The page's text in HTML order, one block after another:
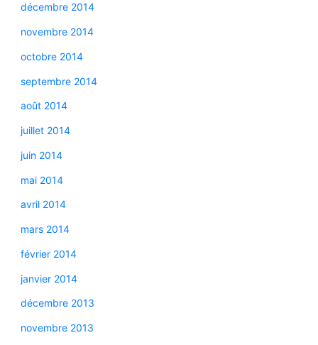
décembre 2014
novembre 2014
octobre 2014
septembre 2014
août 2014
juillet 2014
juin 2014
mai 2014
avril 2014
mars 2014
février 2014
janvier 2014
décembre 2013
novembre 2013